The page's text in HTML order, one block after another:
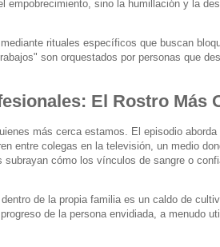
empobrecimiento, sino la humillación y la
rituales específicos que buscan
son orquestados por personas que
El Rostro Más
más cerca estamos. El episodio
entre colegas en la televisión, un medio
cómo los vínculos de sangre o
de la propia familia es un caldo de
de la persona envidiada, a menudo